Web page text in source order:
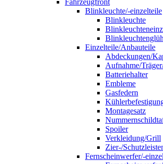
Fahrzeugfront
Blinkleuchte/-einzelteile
Blinkleuchte
Einzelteile/Anbauteile
Abdeckungen/
Aufnahme/
Batteriehalter
Embleme
Gasfedern
Montagesatz
Spoiler
Verkleidung/Grill
Zier-/
Fernscheinwerfer/-